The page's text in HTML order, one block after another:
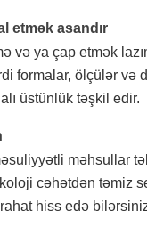
etmək asandır
və ya çap etmək
formalar, ölçülər
üstünlük təşkil edir.
məhsullar
cəhətdən təmiz
hiss edə